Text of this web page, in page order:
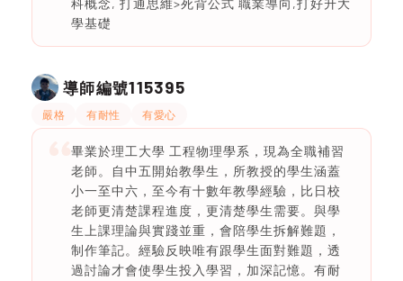
科概念, 打通思維>死背公式 職業導向,打好升大
學基礎
導師編號115395
嚴格 有耐性 有愛心
畢業於理工大學 工程物理學系，現為全職補習
老師。自中五開始教學生，所教授的學生涵蓋
小一至中六，至今有十數年教學經驗，比日校
老師更清楚課程進度，更清楚學生需要。與學
生上課理論與實踐並重，會陪學生拆解難題，
制作筆記。經驗反映唯有跟學生面對難題，透
過討論才會使學生投入學習，加深記憶。有耐